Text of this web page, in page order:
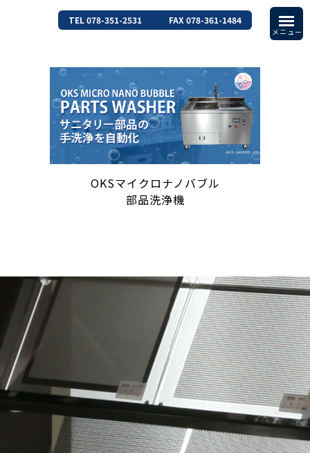
TEL 078-351-2531 FAX 078-361-1484
OKSマイクロナノバブル
部品洗浄機